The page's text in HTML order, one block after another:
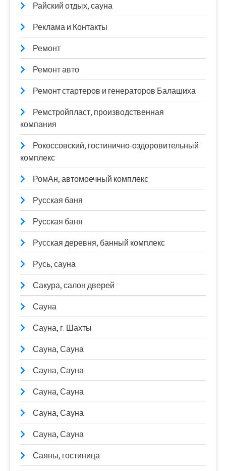
Райский отдых, сауна
Реклама и Контакты
Ремонт
Ремонт авто
Ремонт стартеров и генераторов Балашиха
Ремстройпласт, производственная
компания
Рокоссовский, гостинично-оздоровительный
комплекс
РомАн, автомоечный комплекс
Русская баня
Русская баня
Русская деревня, банный комплекс
Русь, сауна
Сакура, салон дверей
Сауна
Сауна, г. Шахты
Сауна, Сауна
Сауна, Сауна
Сауна, Сауна
Сауна, Сауна
Сауна, Сауна
Саяны, гостиница